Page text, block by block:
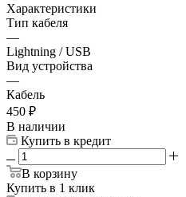
Характеристики
Тип кабеля
—
Lightning / USB
Вид устройства
—
Кабель
450 ₽
В наличии
Купить в кредит
В корзину
Купить в 1 клик